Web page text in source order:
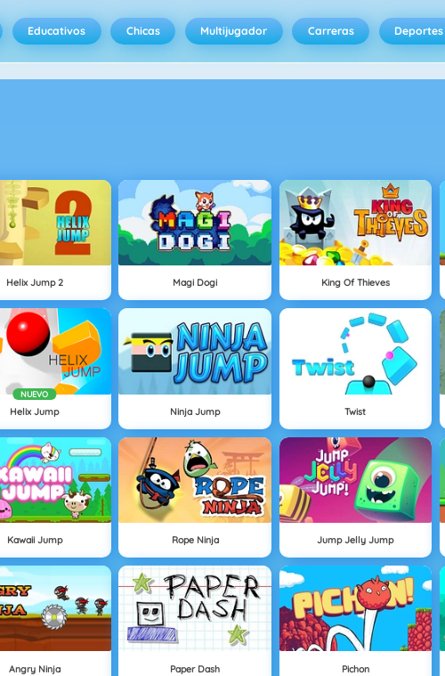
Educativos Chicas Multijugador Carreras Deportes
Helix Jump 2 Magi Dogi King Of Thieves
NUEVO
Helix Jump Ninja Jump Twist
Kawaii Jump Rope Ninja Jump Jelly Jump
Angry Ninja Paper Dash Pichon